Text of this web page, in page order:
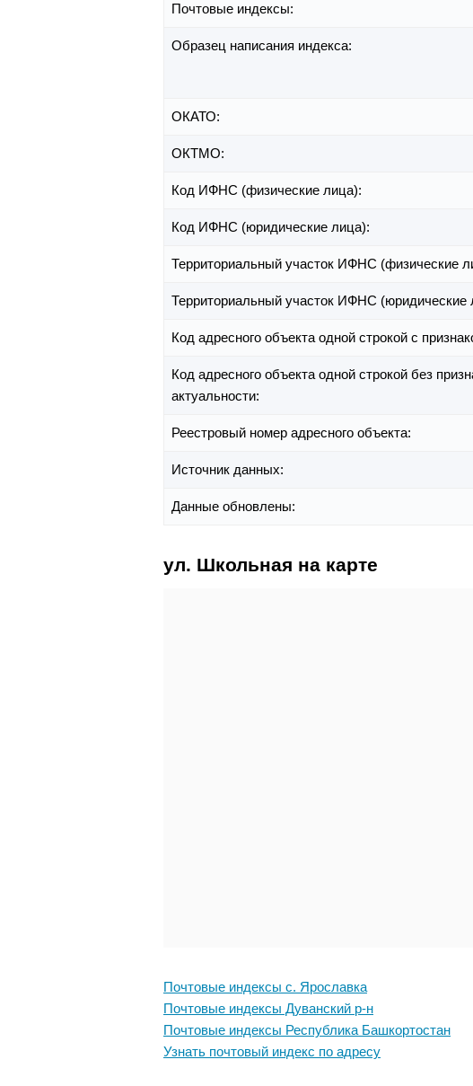
Почтовые индексы:
Образец написания индекса:
ОКАТО:
ОКТМО:
Код ИФНС (физические лица):
Код ИФНС (юридические лица):
Территориальный участок ИФНС (физические
Территориальный участок ИФНС (юридические
Код адресного объекта одной строкой с
Код адресного объекта одной строкой без
актуальности:
Реестровый номер адресного объекта:
Источник данных:
Данные обновлены:
ул. Школьная на карте
Почтовые индексы с. Ярославка
Почтовые индексы Дуванский р-н
Почтовые индексы Республика Башкортостан
Узнать почтовый индекс по адресу